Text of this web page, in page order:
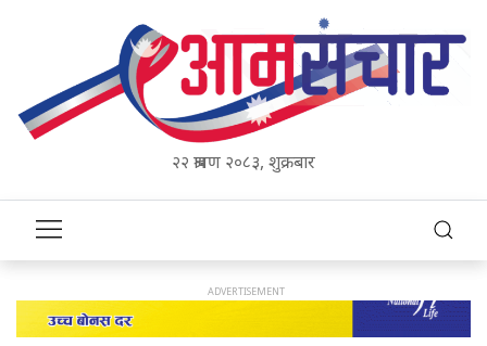
२२ श्रावण २०८३, शुक्रबार